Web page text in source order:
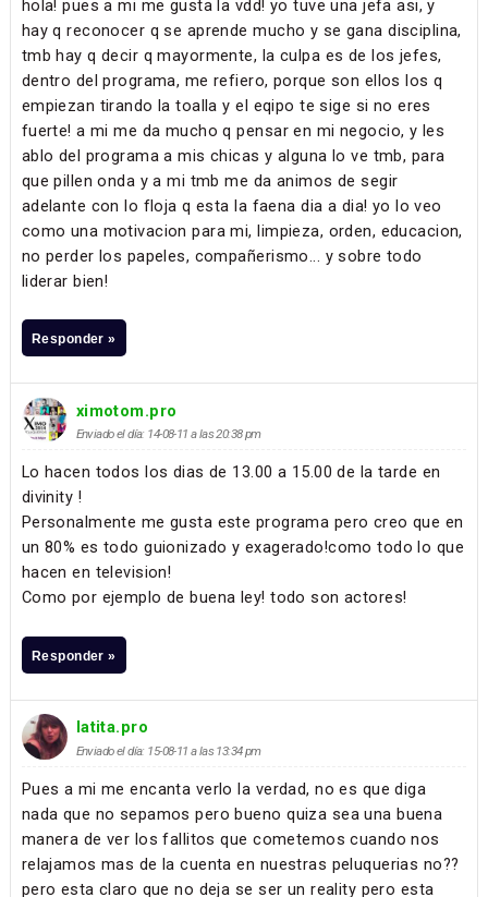
hola! pues a mi me gusta la vdd! yo tuve una jefa asi, y
hay q reconocer q se aprende mucho y se gana disciplina,
tmb hay q decir q mayormente, la culpa es de los jefes,
dentro del programa, me refiero, porque son ellos los q
empiezan tirando la toalla y el eqipo te sige si no eres
fuerte! a mi me da mucho q pensar en mi negocio, y les
ablo del programa a mis chicas y alguna lo ve tmb, para
que pillen onda y a mi tmb me da animos de segir
adelante con lo floja q esta la faena dia a dia! yo lo veo
como una motivacion para mi, limpieza, orden, educacion,
no perder los papeles, compañerismo... y sobre todo
liderar bien!
Responder »
ximotom.pro
Enviado el día: 14-08-11 a las 20:38 pm
Lo hacen todos los dias de 13.00 a 15.00 de la tarde en
divinity !
Personalmente me gusta este programa pero creo que en
un 80% es todo guionizado y exagerado!como todo lo que
hacen en television!
Como por ejemplo de buena ley! todo son actores!
Responder »
latita.pro
Enviado el día: 15-08-11 a las 13:34 pm
Pues a mi me encanta verlo la verdad, no es que diga
nada que no sepamos pero bueno quiza sea una buena
manera de ver los fallitos que cometemos cuando nos
relajamos mas de la cuenta en nuestras peluquerias no??
pero esta claro que no deja se ser un reality pero esta